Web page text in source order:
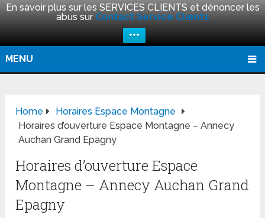
En savoir plus sur les SERVICES CLIENTS et dénoncer les
abus sur Contact Service Clients
+++
MENU
Home
Horaires Espace Montagne
Horaires d’ouverture Espace Montagne – Annecy
Auchan Grand Epagny
Horaires d’ouverture Espace
Montagne – Annecy Auchan Grand
Epagny